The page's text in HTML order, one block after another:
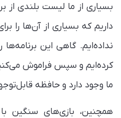
بسیاری از ما لیست بلندی از
داریم که بسیاری از آن‌ها را
نداده‌ایم. گاهی این
کرده‌ایم و سپس فراموش
ما وجود دارد و حافظه
همچنین، بازی‌های سنگین با